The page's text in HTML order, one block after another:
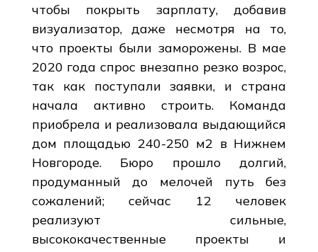
чтобы покрыть зарплату, добавив
визуализатор, даже несмотря на то,
что проекты были заморожены. В мае
2020 года спрос внезапно резко возрос,
так как поступали заявки, и страна
начала активно строить. Команда
приобрела и реализовала выдающийся
дом площадью 240-250 м2 в Нижнем
Новгороде. Бюро прошло долгий,
продуманный до мелочей путь без
сожалений; сейчас 12 человек
реализуют сильные,
высококачественные проекты и